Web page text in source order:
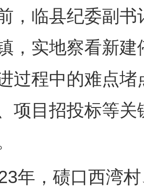
临县纪委副书
，实地察看新
过程中的难点
项目招投标等
，碛口西湾村